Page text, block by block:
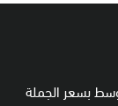
بسعر الجملة